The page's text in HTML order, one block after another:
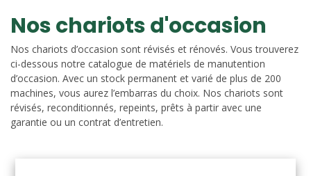
Nos chariots d'occasion
Nos chariots d’occasion sont révisés et rénovés. Vous trouverez
ci-dessous notre catalogue de matériels de manutention
d’occasion. Avec un stock permanent et varié de plus de 200
machines, vous aurez l’embarras du choix. Nos chariots sont
révisés, reconditionnés, repeints, prêts à partir avec une
garantie ou un contrat d’entretien.